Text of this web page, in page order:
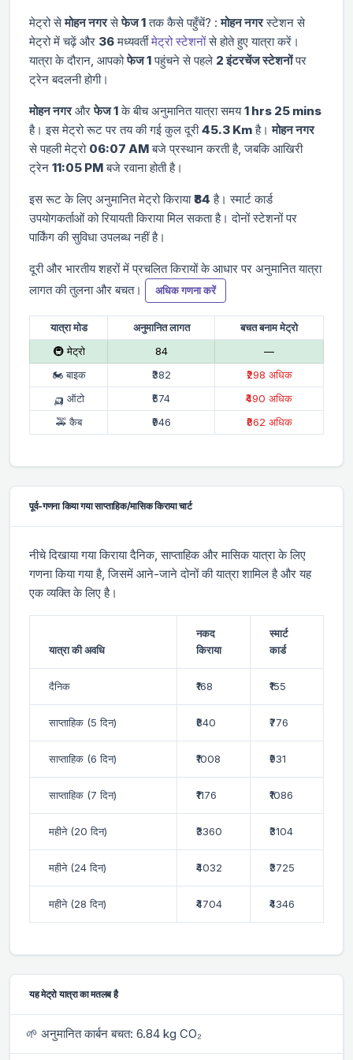
मेट्रो सेमोहन नगरसेफेज 1तक कैसे पहुँचें? :मोहन नगरस्टेशन से
मेट्रो में चढ़ें और 36मध्यवर्तीमेट्रो स्टेशनोंसे होते हुए यात्रा करें।
यात्रा के दौरान, आपकोफेज 1पहुंचने से पहले 2 इंटरचेंज स्टेशनोंपर
ट्रेन बदलनी होगी।
मोहन नगरऔरफेज 1के बीच अनुमानित यात्रा समय1 hrs 25 mins
है। इस मेट्रो रूट पर तय की गई कुल दूरी45.3 Kmहै।मोहन नगर
से पहली मेट्रो 06:07 AMबजे प्रस्थान करती है, जबकि आखिरी
ट्रेन 11:05 PMबजे रवाना होती है।
इस रूट के लिए अनुमानित मेट्रो किराया₹84 है। स्मार्ट कार्ड
उपयोगकर्ताओं को रियायती किराया मिल सकता है। दोनों स्टेशनों पर
पार्किंग की सुविधा उपलब्ध नहीं है।
दूरी और भारतीय शहरों में प्रचलित किरायों के आधार पर अनुमानित यात्रा
लागत की तुलना और बचत।
अधिक गणना करें
यात्रा मोड अनुमानित लागत
बचत बनाम मेट्रो
🚇 मेट्रो
₹84
—
🏍 बाइक
₹382
₹298 अधिक
🛺 ऑटो
₹574
₹490 अधिक
🚕 कैब
₹946 ₹862 अधिक
पूर्व-गणना किया गया साप्ताहिक/मासिक किराया चार्ट
नीचे दिखाया गया किराया दैनिक, साप्ताहिक और मासिक यात्रा के लिए
गणना किया गया है, जिसमें आने-जाने दोनों की यात्रा शामिल है और यह
एक व्यक्ति के लिए है।
यात्रा की अवधि
नकद
किराया
स्मार्ट
कार्ड
दैनिक ₹168 ₹155
साप्ताहिक (5 दिन) ₹840 ₹776
साप्ताहिक (6 दिन) ₹1008 ₹931
साप्ताहिक (7 दिन) ₹1176 ₹1086
महीने (20 दिन) ₹3360 ₹3104
महीने (24 दिन) ₹4032 ₹3725
महीने (28 दिन) ₹4704 ₹4346
यह मेट्रो यात्रा का मतलब है
🌱 अनुमानित कार्बन बचत: 6.84 kg CO₂